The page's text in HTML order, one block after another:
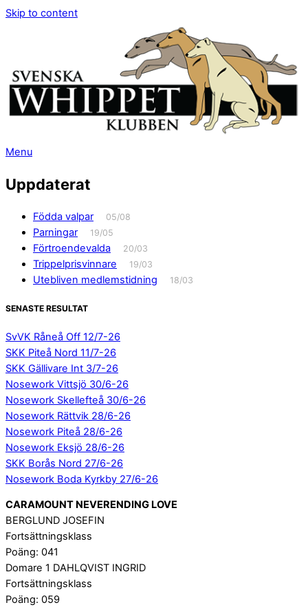
Skip to content
Menu
Uppdaterat
Födda valpar 05/08
Parningar 19/05
Förtroendevalda 20/03
Trippelprisvinnare 19/03
Utebliven medlemstidning 18/03
SENASTE RESULTAT
SvVK Råneå Off 12/7-26
SKK Piteå Nord 11/7-26
SKK Gällivare Int 3/7-26
Nosework Vittsjö 30/6-26
Nosework Skellefteå 30/6-26
Nosework Rättvik 28/6-26
Nosework Piteå 28/6-26
Nosework Eksjö 28/6-26
SKK Borås Nord 27/6-26
Nosework Boda Kyrkby 27/6-26
CARAMOUNT NEVERENDING LOVE
BERGLUND JOSEFIN
Fortsättningsklass
Poäng: 041
Domare 1 DAHLQVIST INGRID
Fortsättningsklass
Poäng: 059